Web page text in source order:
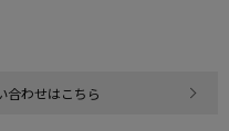
合わせはこちら